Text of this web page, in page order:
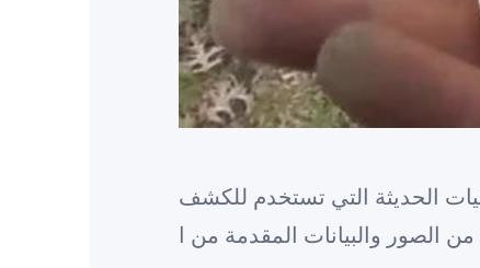
الحديثة التي تستخدم للكشف